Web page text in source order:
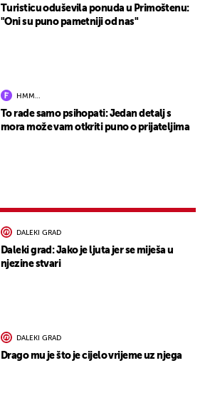
Turisticu oduševila ponuda u Primoštenu:
"Oni su puno pametniji od nas"
HMM…
To rade samo psihopati: Jedan detalj s
mora može vam otkriti puno o prijateljima
DALEKI GRAD
Daleki grad: Jako je ljuta jer se miješa u
njezine stvari
DALEKI GRAD
Drago mu je što je cijelo vrijeme uz njega